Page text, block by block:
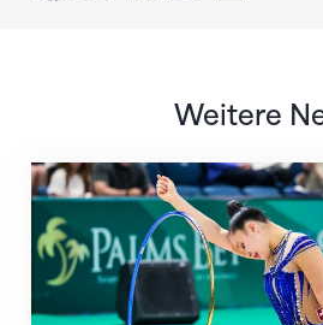
Weitere
Nächster Halt: